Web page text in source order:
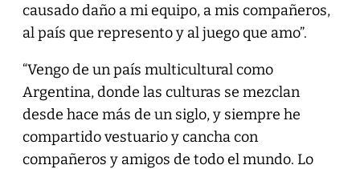
causado daño a mi equipo, a mis compañeros,
al país que represento y al juego que amo”.
“Vengo de un país multicultural como
Argentina, donde las culturas se mezclan
desde hace más de un siglo, y siempre he
compartido vestuario y cancha con
compañeros y amigos de todo el mundo. Lo